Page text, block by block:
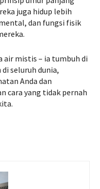
juga hidup lebih
dan fungsi fisik
air mistis – ia tumbuh di
seluruh dunia,
Anda dan
cara yang tidak pernah